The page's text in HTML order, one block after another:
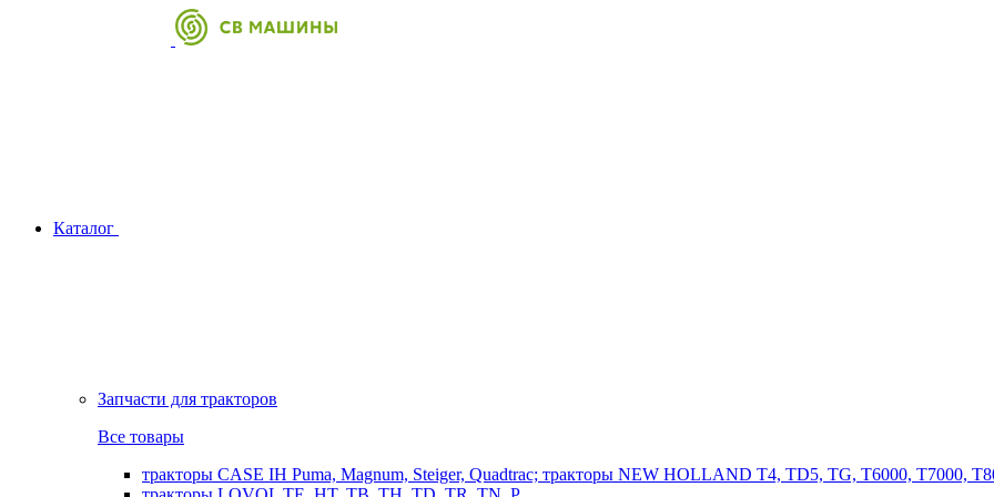
Каталог
Запчасти для тракторов
Все товары
тракторы CASE IH Puma, Magnum, Steiger, Quadtrac; тракторы NEW HOLLAND T4, TD5, TG, T6000, T7000,